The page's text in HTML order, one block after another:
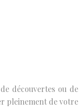
découvertes ou de
pleinement de votre